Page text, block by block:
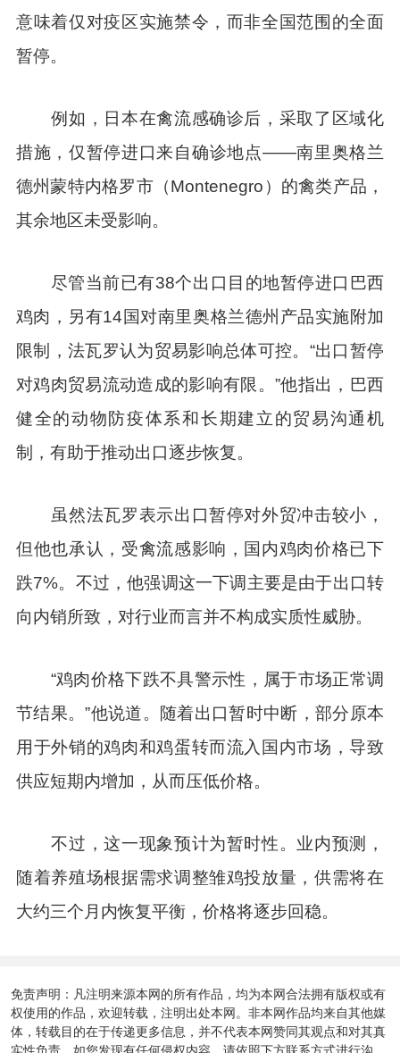
意味着仅对疫区实施禁令，而非全国范围的全面
暂停。
例如，日本在禽流感确诊后，采取了区域化
措施，仅暂停进口来自确诊地点——南里奥格兰
德州蒙特内格罗市（Montenegro）的禽类产品，
其余地区未受影响。
尽管当前已有38个出口目的地暂停进口巴西
鸡肉，另有14国对南里奥格兰德州产品实施附加
限制，法瓦罗认为贸易影响总体可控。“出口暂停
对鸡肉贸易流动造成的影响有限。”他指出，巴西
健全的动物防疫体系和长期建立的贸易沟通机
制，有助于推动出口逐步恢复。
虽然法瓦罗表示出口暂停对外贸冲击较小，
但他也承认，受禽流感影响，国内鸡肉价格已下
跌7%。不过，他强调这一下调主要是由于出口转
向内销所致，对行业而言并不构成实质性威胁。
“鸡肉价格下跌不具警示性，属于市场正常调
节结果。”他说道。随着出口暂时中断，部分原本
用于外销的鸡肉和鸡蛋转而流入国内市场，导致
供应短期内增加，从而压低价格。
不过，这一现象预计为暂时性。业内预测，
随着养殖场根据需求调整雏鸡投放量，供需将在
大约三个月内恢复平衡，价格将逐步回稳。
免责声明：凡注明来源本网的所有作品，均为本网合法拥有版权或有
权使用的作品，欢迎转载，注明出处本网。非本网作品均来自其他媒
体，转载目的在于传递更多信息，并不代表本网赞同其观点和对其真